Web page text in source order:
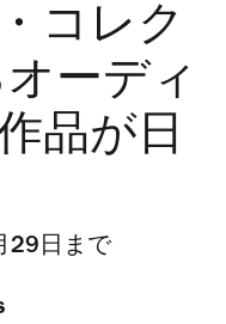
コレク
ーディ
品が日
29日まで